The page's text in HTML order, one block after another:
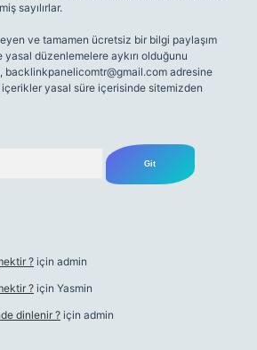
sayılırlar.
ve tamamen ücretsiz bir bilgi paylaşım
düzenlemelere aykırı olduğunu
backlinkpanelicomtr@gmail.com adresine
yasal süre içerisinde sitemizden
? için admin
? için Yasmin
dinlenir ? için admin